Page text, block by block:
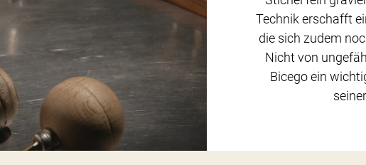
Technik erschafft
die sich zudem
Nicht von
Bicego ein